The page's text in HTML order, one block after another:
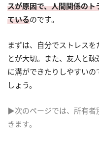
スが原因で、人間関係の
ているのです。
まずは、自分でストレス
とが大切。また、友人と
に溝ができたりしやすい
しょう。
▶次のページでは、所有者
きます。